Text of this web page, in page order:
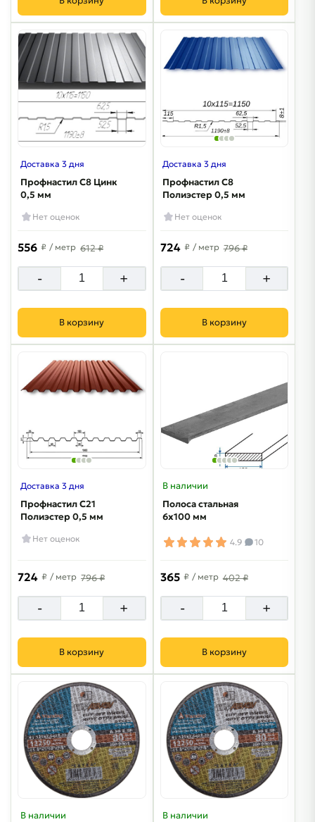
Доставка 3 дня
Профнастил С8 Цинк
0,5 мм
Нет оценок
556 ₽ / метр 612 ₽
- +
В корзину
Доставка 3 дня
Профнастил С8
Полиэстер 0,5 мм
Нет оценок
724 ₽ / метр 796 ₽
- +
В корзину
Доставка 3 дня
Профнастил С21
Полиэстер 0,5 мм
Нет оценок
724 ₽ / метр 796 ₽
- +
В корзину
В наличии
Полоса стальная
6х100 мм
4.9 10
365 ₽ / метр 402 ₽
- +
В корзину
В наличии
В наличии